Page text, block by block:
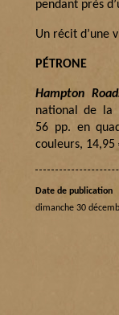
pendant près
Un récit d’une
PÉTRONE
Hampton
national de la
56 pp. en
couleurs, 14,95
Date de publication
dimanche 30